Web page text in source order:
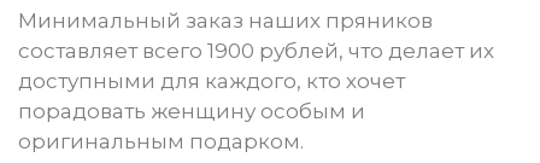
Минимальный заказ наших пряников
составляет всего 1900 рублей, что делает их
доступными для каждого, кто хочет
порадовать женщину особым и
оригинальным подарком.